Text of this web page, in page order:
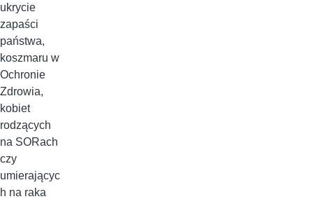
ukrycie
zapaści
państwa,
koszmaru w
Ochronie
Zdrowia,
kobiet
rodzących
na SORach
czy
umierającyc
h na raka